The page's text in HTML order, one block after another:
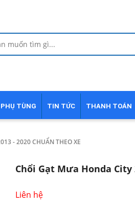
PHỤ TÙNG TIN TỨC THANH TOÁN
- 2020 CHUẨN THEO XE
Chổi Gạt Mưa Honda City
Liên hệ